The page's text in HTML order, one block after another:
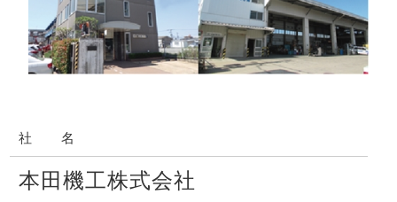
社 名
本田機工株式会社